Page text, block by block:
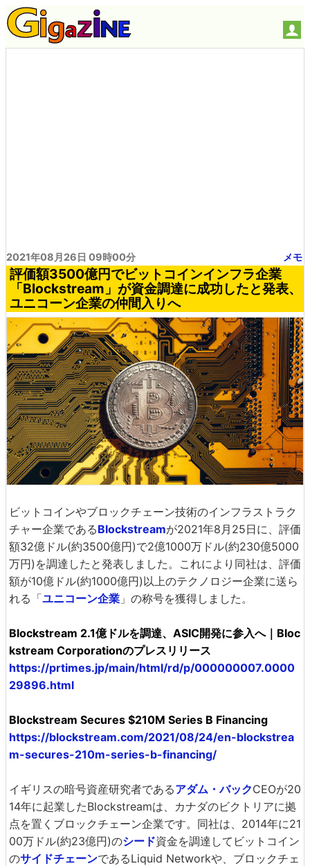
2021年08月26日 09時00分 メモ
評価額3500億円でビットコインインフラ企業
「Blockstream」が資金調達に成功したと発表、
ユニコーン企業の仲間入りへ
ビットコインやブロックチェーン技術のインフラストラク
チャー企業であるBlockstreamが2021年8月25日に、評価
額32億ドル(約3500億円)で2億1000万ドル(約230億5000
万円)を調達したと発表しました。これにより同社は、評価
額が10億ドル(約1000億円)以上のテクノロジー企業に送ら
れる「ユニコーン企業 」の称号を獲得しました。
Blockstream 2.1億ドルを調達、ASIC開発に参入へ｜Bloc
kstream Corporationのプレスリリース
https://prtimes.jp/main/html/rd/p/000000007.0000
29896.html
Blockstream Secures $210M Series B Financing
https://blockstream.com/2021/08/24/en-blockstrea
m-secures-210m-series-b-financing/
イギリスの暗号資産研究者であるアダム・バックCEOが20
14年に起業したBlockstreamは、カナダのビクトリアに拠
点を置くブロックチェーン企業です。同社は、2014年に21
00万ドル(約23億円)のシード資金を調達してビットコイン
のサイドチェーンであるLiquid Networkや、ブロックチェ